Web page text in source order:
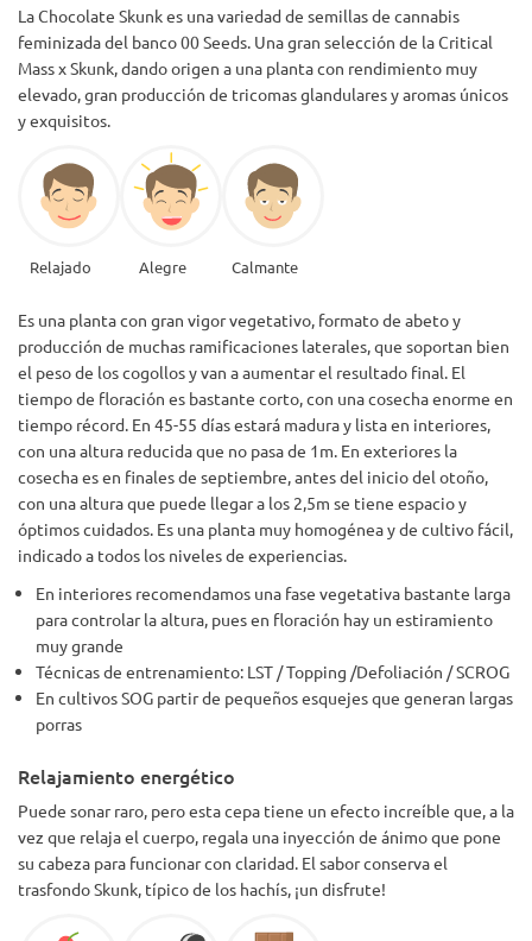
A veces me di cuenta de que no podía quedarme en un lugar
por mucho tiempo. Sentí que tenía mucha energía. Mis ojos
estaban notablemente bajos y se sentían secos (genética
Indica), pero mi mente y mi cuerpo estaban en constante
movimiento para no querer quedarse quietos.
Realmente AMO la hierba INDICA, pero esta podría ser la
primera Sativa que realmente disfruto. Definitivamente
estoy volviendo a hacer crecer a este bebé.
La Chocolate Skunk es una variedad de semillas de cannabis
feminizada del banco 00 Seeds. Una gran selección de la Critical
Mass x Skunk, dando origen a una planta con rendimiento muy
elevado, gran producción de tricomas glandulares y aromas únicos
y exquisitos.
Relajado Alegre Calmante
Es una planta con gran vigor vegetativo, formato de abeto y
producción de muchas ramificaciones laterales, que soportan bien
el peso de los cogollos y van a aumentar el resultado final. El
tiempo de floración es bastante corto, con una cosecha enorme en
tiempo récord. En 45-55 días estará madura y lista en interiores,
con una altura reducida que no pasa de 1m. En exteriores la
cosecha es en finales de septiembre, antes del inicio del otoño,
con una altura que puede llegar a los 2,5m se tiene espacio y
óptimos cuidados. Es una planta muy homogénea y de cultivo fácil,
indicado a todos los niveles de experiencias.
En interiores recomendamos una fase vegetativa bastante larga
para controlar la altura, pues en floración hay un estiramiento
muy grande
Técnicas de entrenamiento: LST / Topping /Defoliación / SCROG
En cultivos SOG partir de pequeños esquejes que generan largas
porras
Relajamiento energético
Puede sonar raro, pero esta cepa tiene un efecto increíble que, a la
vez que relaja el cuerpo, regala una inyección de ánimo que pone
su cabeza para funcionar con claridad. El sabor conserva el
trasfondo Skunk, típico de los hachís, ¡un disfrute!